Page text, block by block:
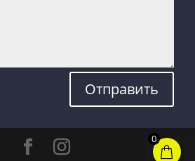
Отправить
0